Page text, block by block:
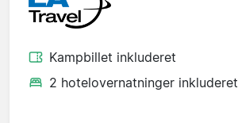
Kampbillet inkluderet
2 hotelovernatninger inkluderet